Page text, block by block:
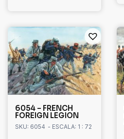
6054 – FRENCH
FOREIGN LEGION
SKU: 6054 - ESCALA: 1 : 72